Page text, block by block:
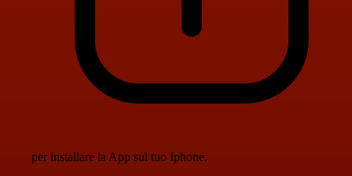
per installare la App sul tuo Iphone.